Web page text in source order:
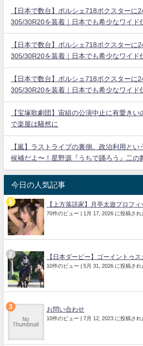
【日本で数台】ポルシェ718ボクスターに
305/30R20を装着｜日本でも希少なワイド
【日本で数台】ポルシェ718ボクスターに
305/30R20を装着｜日本でも希少なワイド
【日本で数台】ポルシェ718ボクスターに
305/30R20を装着｜日本でも希少なワイド
【宝塚歌劇団】宙組の公演中止に有愛きい
で楽屋は騒然に
【嵐】ラストライブの裏側。政治利用とい
候補だよ〜！星野源『うちで踊ろう』二の
今日の人気記事
【上方落語家】月亭太遊プロフィ
70件のビュー | 1月 17, 2026 に投稿され
【日本ダービー】ゴーイントゥス
10件のビュー | 5月 31, 2026 に投稿され
お問い合わせ
10件のビュー | 7月 12, 2023 に投稿され